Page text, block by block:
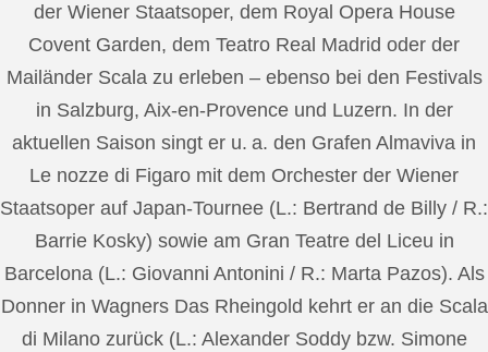
der Wiener Staatsoper, dem Royal Opera House
Covent Garden, dem Teatro Real Madrid oder der
Mailänder Scala zu erleben – ebenso bei den Festivals
in Salzburg, Aix-en-Provence und Luzern. In der
aktuellen Saison singt er u. a. den Grafen Almaviva in
Le nozze di Figaro mit dem Orchester der Wiener
Staatsoper auf Japan-Tournee (L.: Bertrand de Billy / R.:
Barrie Kosky) sowie am Gran Teatre del Liceu in
Barcelona (L.: Giovanni Antonini / R.: Marta Pazos). Als
Donner in Wagners Das Rheingold kehrt er an die Scala
di Milano zurück (L.: Alexander Soddy bzw. Simone